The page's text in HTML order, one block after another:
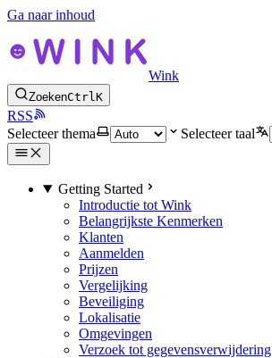
Ga naar inhoud
Wink
ZoekenCtrlK
RSS
Selecteer thema
Selecteer taal
Getting Started
Introductie tot Wink
Belangrijkste Kenmerken
Klanten
Aanmelden
Prijzen
Vergelijking
Beveiliging
Lokalisatie
Omgevingen
Verzoek tot gegevensverwijdering